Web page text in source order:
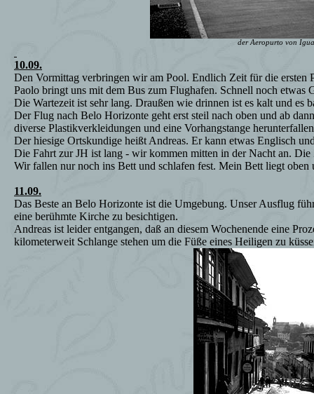
der Aeropurto von
10.09.
Den Vormittag verbringen wir am Pool. Endlich Zeit für die ersten
Paolo bringt uns mit dem Bus zum Flughafen. Schnell noch etwas
Die Wartezeit ist sehr lang. Draußen wie drinnen ist es kalt und es
Der Flug nach Belo Horizonte geht erst steil nach oben und ab
diverse Plastikverkleidungen und eine Vorhangstange
Der hiesige Ortskundige heißt Andreas. Er kann etwas Englisch
Die Fahrt zur JH ist lang - wir kommen mitten in der Nacht an.
Wir fallen nur noch ins Bett und schlafen fest. Mein Bett liegt oben
11.09.
Das Beste an Belo Horizonte ist die Umgebung. Unser Ausflug
eine berühmte Kirche zu besichtigen.
Andreas ist leider entgangen, daß an diesem Wochenende eine
kilometerweit Schlange stehen um die Füße eines Heiligen zu